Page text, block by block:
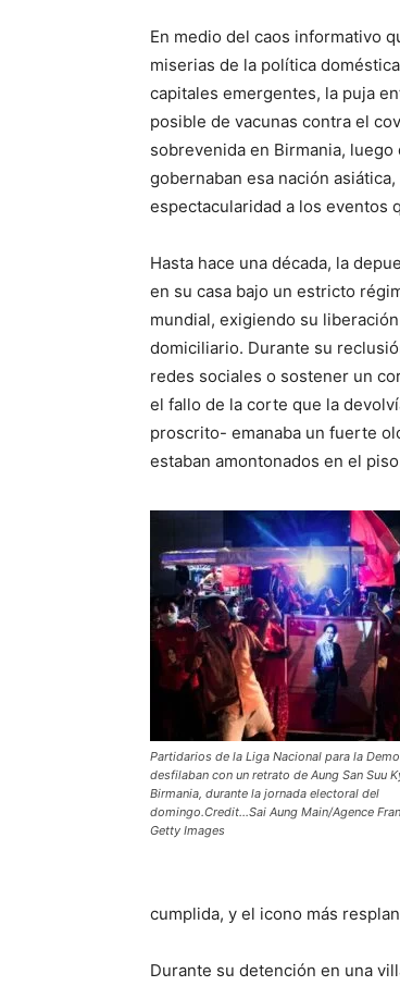
En medio del caos informativo
miserias de la política
capitales emergentes, la puja
posible de vacunas contra el
sobrevenida en Birmania,
gobernaban esa nación
espectacularidad a los eventos
Hasta hace una década, la
en su casa bajo un estricto
mundial, exigiendo su
domiciliario. Durante su
redes sociales o sostener un
el fallo de la corte que la
proscrito- emanaba un fuerte
estaban amontonados en el
Partidarios de la Liga Nacional para la
desfilaban con un retrato de Aung San Suu
Birmania, durante la jornada electoral del
domingo.Credit…Sai Aung Main/Agence
Getty Images
cumplida, y el icono más
Durante su detención en una